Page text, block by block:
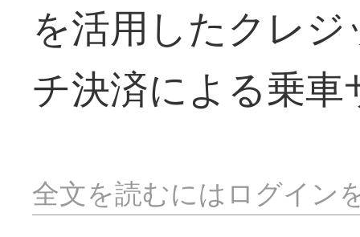
を活用したクレ
チ決済による乗
全文を読むにはログイン